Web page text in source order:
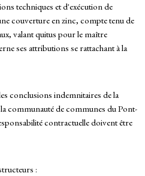
techniques et d'exécution de
couverture en zinc, compte tenu de
valant quitus pour le maître
ses attributions se rattachant à la
conclusions indemnitaires de la
communauté de communes du Pont-
contractuelle doivent être
: